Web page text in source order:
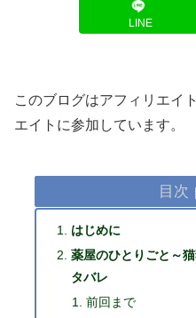
LINE
このブログはアフィリエイ
エイトに参加しています。
目次
はじめに
薬屋のひとりごと～
タバレ
前回まで